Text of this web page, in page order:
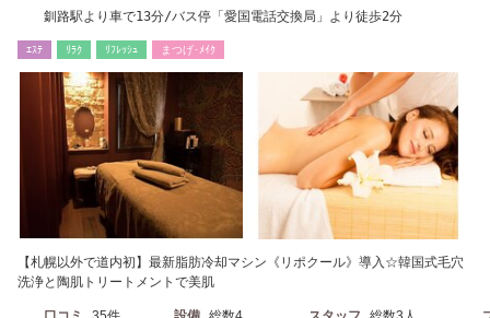
釧路駅より車で13分/バス停「愛国電話交換局」より徒歩2分
ｴｽﾃ ﾘﾗｸ ﾘﾌﾚｯｼｭ まつげ･ﾒｲｸ
【札幌以外で道内初】最新脂肪冷却マシン《リポクール》導入☆韓国式毛穴
洗浄と陶肌トリートメントで美肌